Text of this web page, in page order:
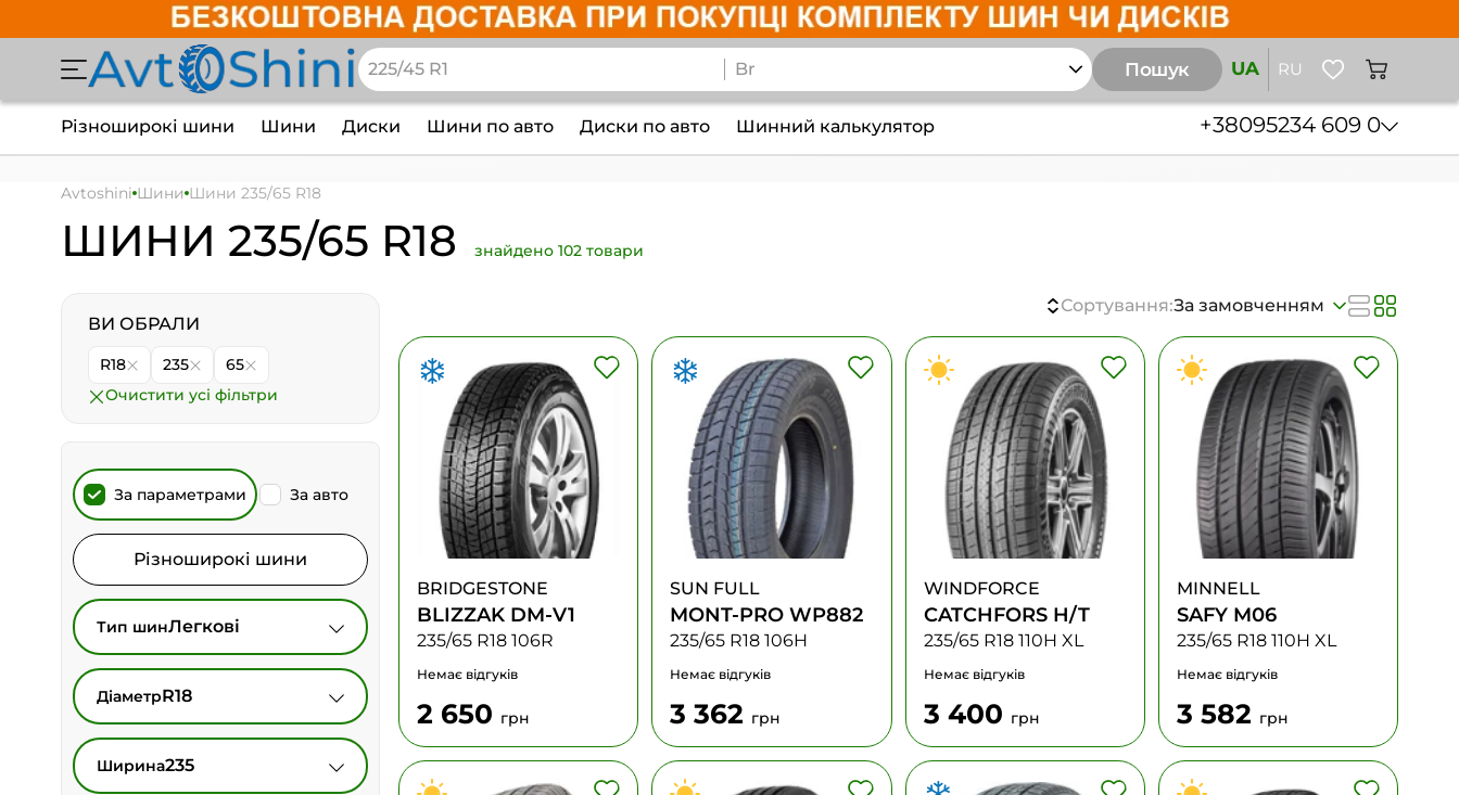
Пошук UA RU
Різноширокі шини Шини Диски Шини по авто Диски по авто Шинний калькулятор +38095234 609 0
Avtoshini Шини Шини 235/65 R18
ШИНИ 235/65 R18 знайдено 102 товари
ВИ ОБРАЛИ
R18 235
65
Очистити усі фільтри
За параметрами За авто
Різноширокі шини
Тип шинЛегкові
ДіаметрR18
Ширина235
Сортування:За замовченням
BRIDGESTONE
BLIZZAK DM-V1
235/65 R18 106R
Немає відгуків
2 650 грн
SUN FULL
MONT-PRO WP882
235/65 R18 106H
Немає відгуків
3 362 грн
WINDFORCE
CATCHFORS H/T
235/65 R18 110H XL
Немає відгуків
3 400 грн
MINNELL
SAFY M06
235/65 R18 110H XL
Немає відгуків
3 582 грн